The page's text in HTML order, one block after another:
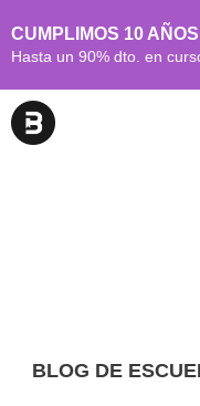
CUMPLIMOS 10 AÑOS
Hasta un 90% dto. en
BLOG DE